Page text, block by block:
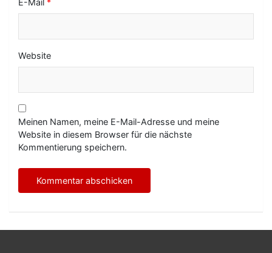
E-Mail *
Website
Meinen Namen, meine E-Mail-Adresse und meine
Website in diesem Browser für die nächste
Kommentierung speichern.